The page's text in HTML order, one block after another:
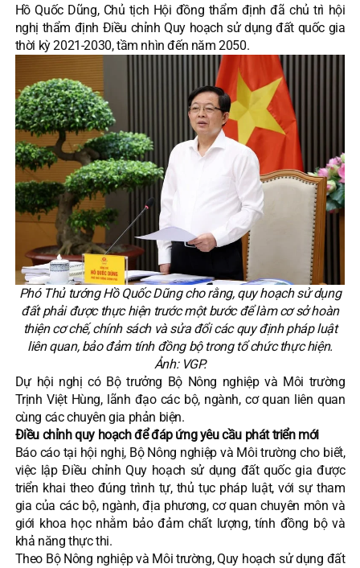
Hồ Quốc Dũng, Chủ tịch Hội đồng thẩm định đã chủ trì hội
nghị thẩm định Điều chỉnh Quy hoạch sử dụng đất quốc gia
thời kỳ 2021-2030, tầm nhìn đến năm 2050.
Phó Thủ tướng Hồ Quốc Dũng cho rằng, quy hoạch sử dụng
đất phải được thực hiện trước một bước để làm cơ sở hoàn
thiện cơ chế, chính sách và sửa đổi các quy định pháp luật
liên quan, bảo đảm tính đồng bộ trong tổ chức thực hiện.
Ảnh: VGP.
Dự hội nghị có Bộ trưởng Bộ Nông nghiệp và Môi trường
Trịnh Việt Hùng, lãnh đạo các bộ, ngành, cơ quan liên quan
cùng các chuyên gia phản biện.
Điều chỉnh quy hoạch để đáp ứng yêu cầu phát triển mới
Báo cáo tại hội nghị, Bộ Nông nghiệp và Môi trường cho biết,
việc lập Điều chỉnh Quy hoạch sử dụng đất quốc gia được
triển khai theo đúng trình tự, thủ tục pháp luật, với sự tham
gia của các bộ, ngành, địa phương, cơ quan chuyên môn và
giới khoa học nhằm bảo đảm chất lượng, tính đồng bộ và
khả năng thực thi.
Theo Bộ Nông nghiệp và Môi trường, Quy hoạch sử dụng đất